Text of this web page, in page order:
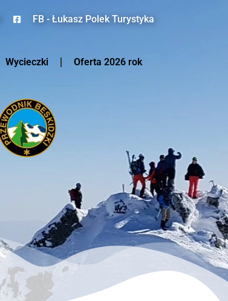
FB - Łukasz Polek Turystyka
Wycieczki Oferta 2026 rok